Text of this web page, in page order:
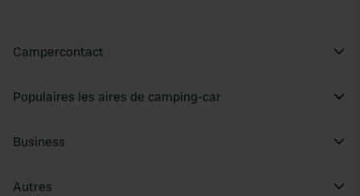
Campercontact
Populaires les aires de camping-car
Business
Autres